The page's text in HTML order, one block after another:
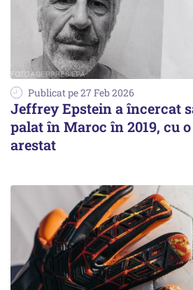
Publicat pe 27 Feb 2026
Jeffrey Epstein a încercat
palat în Maroc în 2019, cu
arestat